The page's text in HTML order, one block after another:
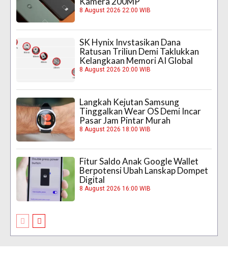
8 August 2026 22:00 WIB
SK Hynix Invstasikan Dana
Ratusan Triliun Demi Taklukkan
Kelangkaan Memori AI Global
8 August 2026 20:00 WIB
Langkah Kejutan Samsung
Tinggalkan Wear OS Demi Incar
Pasar Jam Pintar Murah
8 August 2026 18:00 WIB
Fitur Saldo Anak Google Wallet
Berpotensi Ubah Lanskap Dompet
Digital
8 August 2026 16:00 WIB